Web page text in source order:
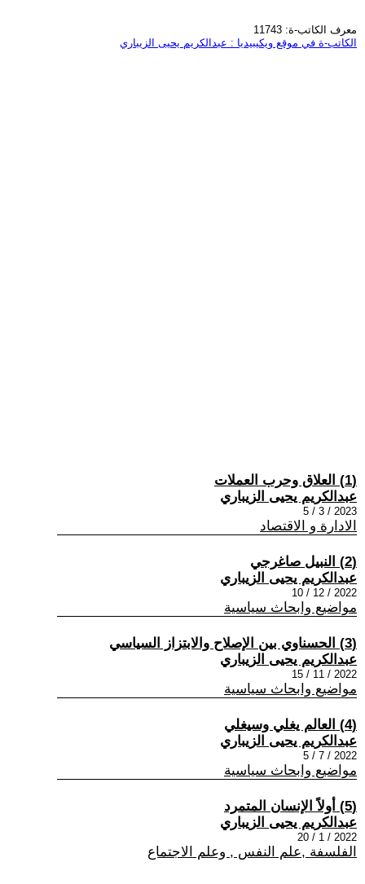
معرف الكاتب-ة: 11743
الكاتب-ة في موقع ويكيبيديا : عبدالكريم يحيى الزيباري
(1) العلاق وحرب العملات
عبدالكريم يحيى الزيباري
2023 / 3 / 5
الادارة و الاقتصاد
(2) النبيل صاغرجي
عبدالكريم يحيى الزيباري
2022 / 12 / 10
مواضيع وابحاث سياسية
(3) الحسناوي بين الإصلاح والابتزاز السياسي
عبدالكريم يحيى الزيباري
2022 / 11 / 15
مواضيع وابحاث سياسية
(4) العالم يغلي وسيغلي
عبدالكريم يحيى الزيباري
2022 / 7 / 5
مواضيع وابحاث سياسية
(5) أولاً الإنسان المتمرد
عبدالكريم يحيى الزيباري
2022 / 1 / 20
الفلسفة ,علم النفس , وعلم الاجتماع